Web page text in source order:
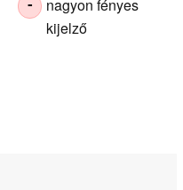
-
nagyon fényes
kijelző